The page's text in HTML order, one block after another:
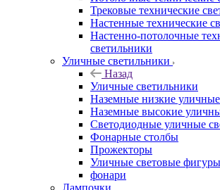
Трековые технические
Настенные технические
Настенно-потолочные
светильники
Уличные светильники
Назад
Уличные светильники
Наземные низкие
Наземные высокие
Светодиодные уличные
Фонарные столбы
Прожекторы
Уличные световые фигуры
фонари
Лампочки